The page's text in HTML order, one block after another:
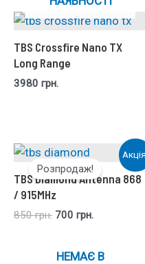
TBS Crossfire Nano TX
Long Range
3980 грн.
Розпродаж!
TBS Diamond Antenna 868
/ 915MHz
850грн. 700 грн.
НЕМАЄ В